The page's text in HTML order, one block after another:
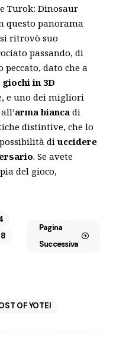
Turok: Dinosaur
questo panorama
si ritrovò suo
passando, di
peccato, dato che a
in 3D
euno dei migliori
arma bianca di
distintive, che lo
di uccidere
. Se avete
del gioco,
8
Pagina
Successiva
OF YOTEI